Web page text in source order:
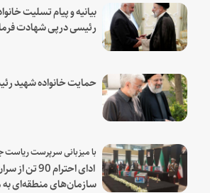
بیانیه و پیام تسلیت
رئیسی درپی شهادت
حمایت خانواده شهید
با میزبانی سرپرست
ادای احترام
سازمان‌های منطقه‌ای